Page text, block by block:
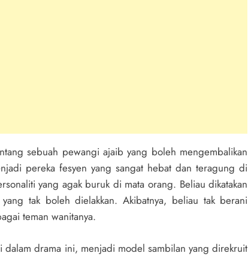
sebuah pewangi ajaib yang boleh mengembalikan
pereka fesyen yang sangat hebat dan teragung di
yang agak buruk di mata orang. Beliau dikatakan
tak boleh dielakkan. Akibatnya, beliau tak berani
teman wanitanya.
drama ini, menjadi model sambilan yang direkruit